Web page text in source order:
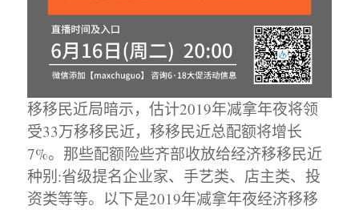
移移民近局暗示，估计2019年减拿年夜将领
受33万移移民近，移移民近总配额将增长
7%。那些配额险些齐部收放给经济移移民近
种别:省级提名企业家、手艺类、店主类、投
资类等等。以下是2019年减拿年夜经济移移